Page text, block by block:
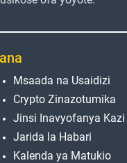
Msaada na Usaidizi
Crypto Zinazotumika
Jinsi Inavyofanya Kazi
Jarida la Habari
Kalenda ya Matukio